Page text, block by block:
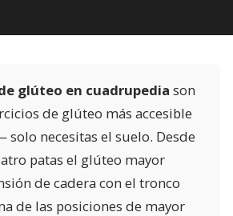
glúteo en cuadrupedia son
de glúteo más accesible
necesitas el suelo. Desde
patas el glúteo mayor
de cadera con el tronco
de las posiciones de mayor